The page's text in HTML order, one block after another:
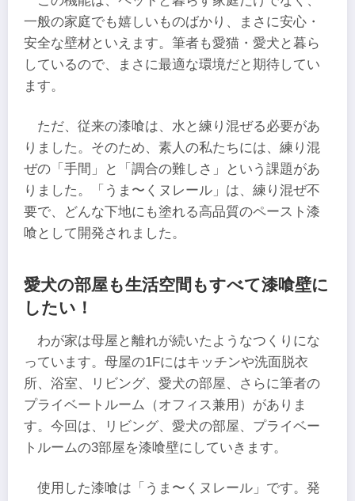
一般の家庭でも嬉しいものばかり、まさに安心・
安全な壁材といえます。筆者も愛猫・愛犬と暮ら
しているので、まさに最適な環境だと期待してい
ます。
ただ、従来の漆喰は、水と練り混ぜる必要があ
りました。そのため、素人の私たちには、練り混
ぜの「手間」と「調合の難しさ」という課題があ
りました。「うま〜くヌレール」は、練り混ぜ不
要で、どんな下地にも塗れる高品質のペースト漆
喰として開発されました。
愛犬の部屋も生活空間もすべて漆喰壁に
したい！
わが家は母屋と離れが続いたようなつくりにな
っています。母屋の1Fにはキッチンや洗面脱衣
所、浴室、リビング、愛犬の部屋、さらに筆者の
プライベートルーム（オフィス兼用）がありま
す。今回は、リビング、愛犬の部屋、プライベー
トルームの3部屋を漆喰壁にしていきます。
使用した漆喰は「うま〜くヌレール」です。発